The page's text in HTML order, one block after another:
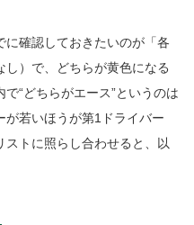
に確認しておきたいのが「各
）で、どちらが黄色になる
“どちらがエース”というのは
が若いほうが第1ドライバー
ストに照らし合わせると、以